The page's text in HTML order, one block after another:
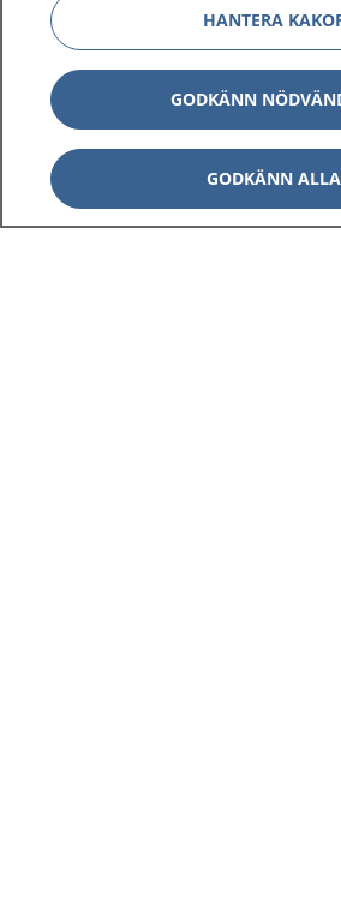
HANTERA
GODKÄNN
GODKÄNN ALLA